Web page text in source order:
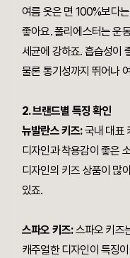
여름 옷은 면 100%보다
좋아요. 폴리에스터는 운
세균에 강하죠. 흡습성이
물론 통기성까지 뛰어나
2. 브랜드별 특징 확인
뉴발란스 키즈:국내 대표
디자인과 착용감이 좋은
디자인의 키즈 상품이 많
있죠.
스파오 키즈:스파오 키즈
캐주얼한 디자인이 특징